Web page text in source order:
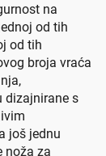
na
od tih
od tih
broja vraća
dizajnirane s
još jednu
noža za